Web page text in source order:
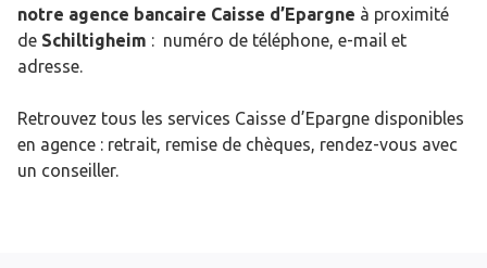
notre agence bancaire Caisse d’Epargne à proximité
de Schiltigheim : numéro de téléphone, e-mail et
adresse.
Retrouvez tous les services Caisse d’Epargne disponibles
en agence : retrait, remise de chèques, rendez-vous avec
un conseiller.